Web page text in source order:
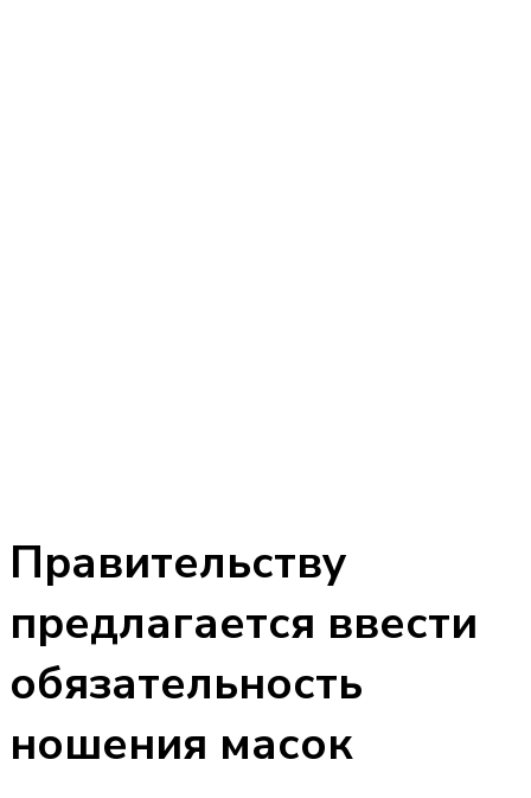
Правительству
предлагается ввести
обязательность
ношения масок